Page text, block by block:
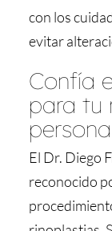
con los
evitar
Confía
para tu
El Dr. Diego
reconocido